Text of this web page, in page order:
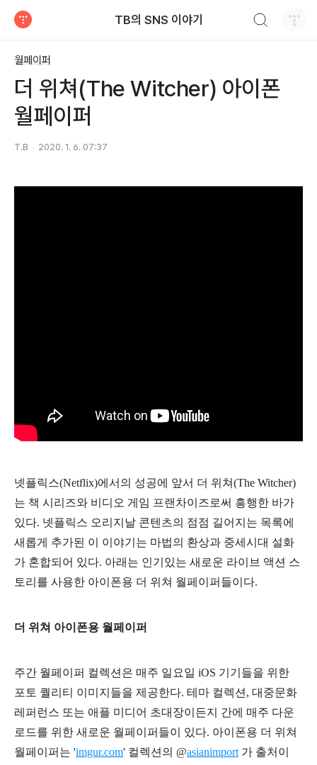
TB의 SNS 이야기
월페이퍼
더 위쳐(The Witcher) 아이폰
월페이퍼
T.B 2020. 1. 6. 07:37
넷플릭스(Netflix)에서의 성공에 앞서 더 위쳐(The Witcher)
는 책 시리즈와 비디오 게임 프랜차이즈로써 흥행한 바가
있다. 넷플릭스 오리지날 콘텐츠의 점점 길어지는 목록에
새롭게 추가된 이 이야기는 마법의 환상과 중세시대 설화
가 혼합되어 있다. 아래는 인기있는 새로운 라이브 액션 스
토리를 사용한 아이폰용 더 위쳐 월페이퍼들이다.
더 위쳐 아이폰용 월페이퍼
주간 월페이퍼 컬렉션은 매주 일요일 iOS 기기들을 위한
포토 퀄리티 이미지들을 제공한다. 테마 컬렉션, 대중문화
레퍼런스 또는 애플 미디어 초대장이든지 간에 매주 다운
로드를 위한 새로운 월페이퍼들이 있다. 아이폰용 더 위쳐
월페이퍼는 'imgur.com' 컬렉션의 @asianimport 가 출처이